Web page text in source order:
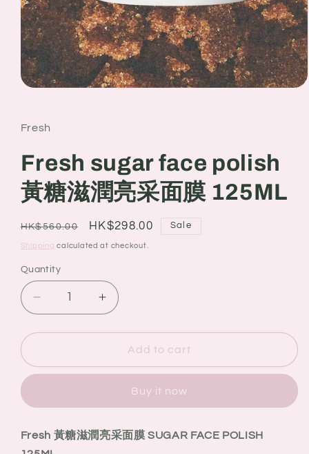
in
modal
Fresh
Fresh sugar face polish
黃糖滋潤亮采面膜 125ML
Regular
price
HK$560.00
Sale
price
HK$298.00 Sale
Shipping calculated at checkout.
Quantity
Quantity
Decrease
quantity
for
sugar
黃
糖
滋
Increase
quantity
for
Fresh
sugar
polish
黃
糖
Add to cart
Buy it now
Fresh 黃糖滋潤亮采面膜 SUGAR FACE POLISH